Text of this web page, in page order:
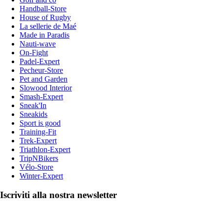
Handball-Store
House of Rugby
La sellerie de Maé
Made in Paradis
Nauti-wave
On-Fight
Padel-Expert
Pecheur-Store
Pet and Garden
Slowood Interior
Smash-Expert
Sneak'In
Sneakids
Sport is good
Training-Fit
Trek-Expert
Triathlon-Expert
TripNBikers
Vélo-Store
Winter-Expert
Iscriviti alla nostra newsletter